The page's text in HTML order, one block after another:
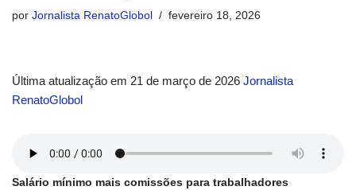
por Jornalista RenatoGlobol fevereiro 18, 2026
Última atualização em 21 de março de 2026 Jornalista
RenatoGlobol
Salário mínimo mais comissões para trabalhadores